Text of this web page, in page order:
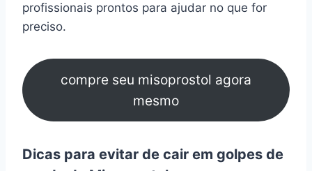
profissionais prontos para ajudar no que for
preciso.
compre seu misoprostol agora
mesmo
Dicas para evitar de cair em golpes de